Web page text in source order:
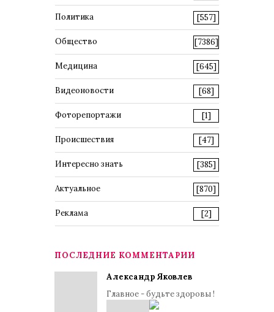
Политика [557]
Общество [7386]
Медицина [645]
Видеоновости [68]
Фоторепортажи [1]
Происшествия [47]
Интересно знать [385]
Актуальное [870]
Реклама [2]
ПОСЛЕДНИЕ КОММЕНТАРИИ
Александр Яковлев
Главное - будьте здоровы !